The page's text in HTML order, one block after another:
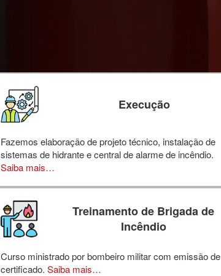
Execução
Fazemos elaboração de projeto técnico, instalação de
sistemas de hidrante e central de alarme de incêndio.
Saiba mais…
Treinamento de Brigada de
Incêndio
Curso ministrado por bombeiro militar com emissão de
certificado. Saiba mais…